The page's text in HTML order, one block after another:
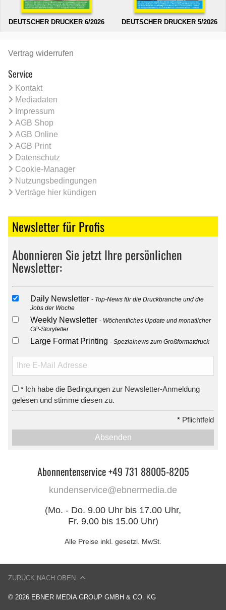
DEUTSCHER DRUCKER 6/2026 DEUTSCHER DRUCKER 5/2026
Vertrag widerrufen
Service
Kontakt
Mediadaten
Impressum
AGB Shop
AGB Online
AGB Print
Datenschutz
Cookie-Manager
Nutzungsbedingungen
Verträge hier kündigen
Newsletter für Profis
Abonnieren Sie jetzt Ihre persönlichen
Newsletter:
Daily Newsletter
Top-News für die Druckbranche und die
Jobs der Woche
Weekly Newsletter
Wöchentliches Update und monatlicher
GP-Storyletter
Large Format Printing Spezialnews zum Großformatdruck
* Ich habe die Bedingungen zur Newsletter-Anmeldung
gelesen und stimme diesen zu.
* Pflichtfeld
Absenden
Abonnentenservice +49 731 88005-8205
kundenservice@ebnermedia.de
(Mo. - Do. 9.00 Uhr bis 17.00 Uhr,
Fr. 9.00 bis 15.00 Uhr)
Alle Preise inkl. gesetzl. MwSt.
© 2026 EBNER MEDIA GROUP GMBH & CO. KG
ZURÜCK NACH OBEN